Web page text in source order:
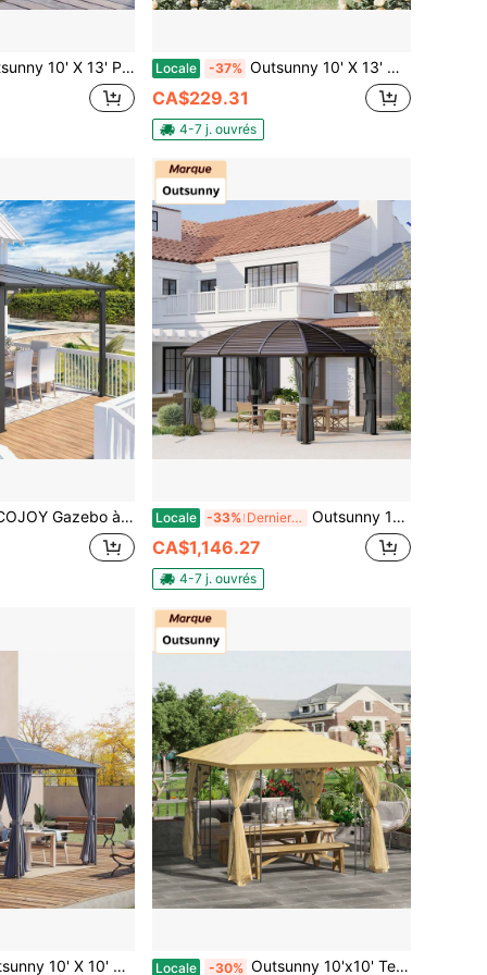
en aluminium avec toit en polycarbonate. Tonnelle de jardin, tente de fête, abri extérieur avec rideaux en maille et parois latérales - Gris Locale -37% Outsunny 10' X 13' Gazebo d'extérieur, Gazebo de patio à double toit avec abri à moustiquaire et cadre décoratif pour jardin, pelouse, cour arrière et terrasse, Gris
CA$229.31
4-7 j. ouvrés
monté au mur Tonnelles de patio Pergola d'extérieur Auvents de gazebo adossés pour terrasse, véranda, arrière-cour et plus Locale -33% Derniers 2 jours Outsunny 10' X 13' Pavillon à toit dur avec toit en acier galvanisé, pavillon permanent en aluminium pour l'extérieur avec crochet supérieur, filet et rideaux pour le jardin, la cour arrière, gris foncé
CA$1,146.27
4-7 j. ouvrés
avec toit en polycarbonate, Gazebo de patio extérieur avec cadre en aluminium et rideaux pour jardin, terrasse, arrière-cour, gris foncé Locale -30% Outsunny 10'x10' Tente de Gazebo Canopée Abri Solaire Extérieur Patio Protection UV avec Toile de Toit à 2 Niveaux en Polyester, Parois Latérales et Cadre en Acier Beige